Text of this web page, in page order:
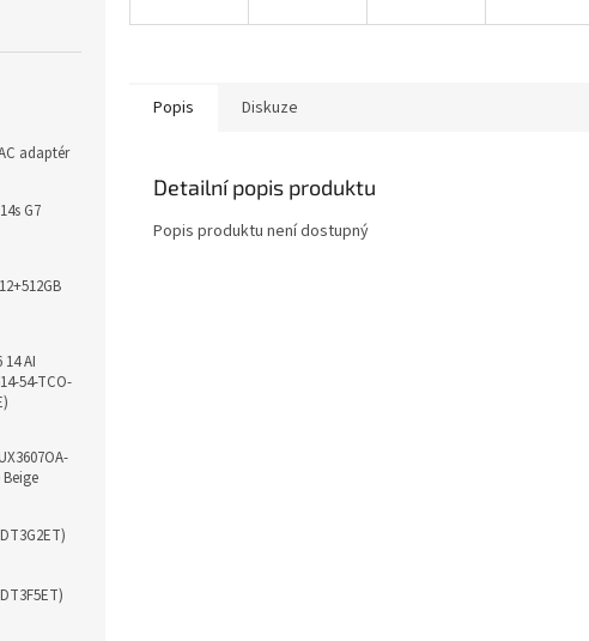
adaptér
G7
AI
54-TCO-
Popis Diskuze
Detailní popis produktu
Popis produktu není dostupný